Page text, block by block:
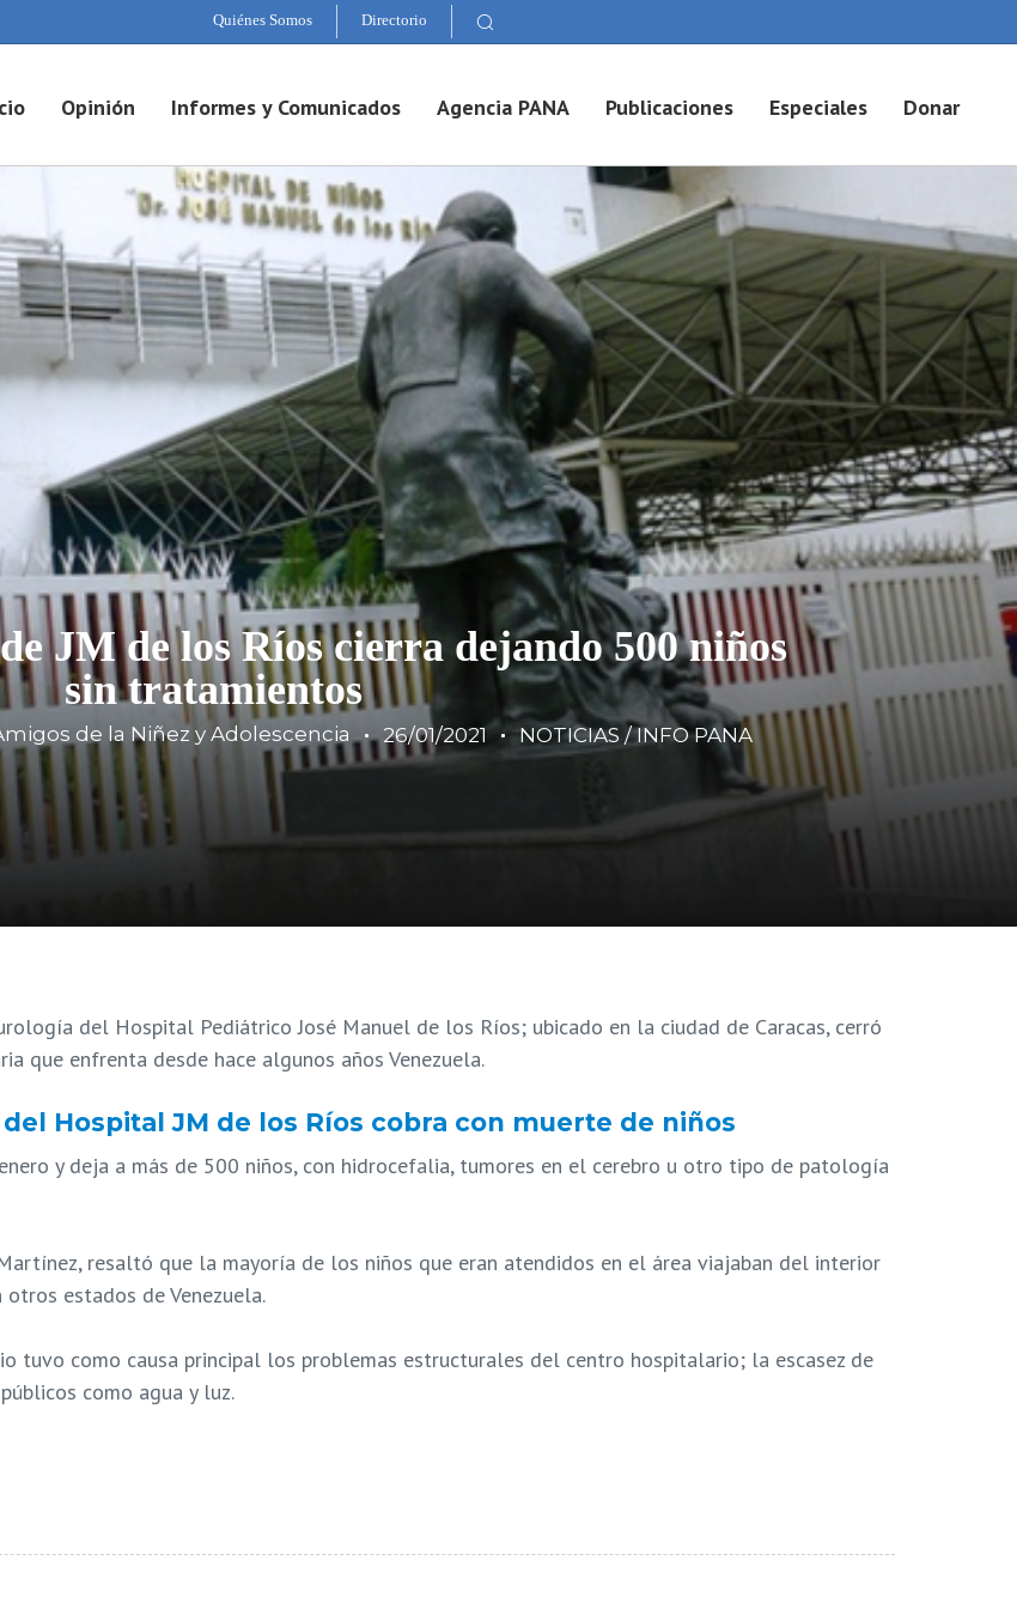
Quiénes Somos Directorio
Opinión Informes y Comunicados Agencia PANA Publicaciones Especiales Donar
JM de los Ríos cierra dejando 500 niños
sin tratamientos
de la Niñez y Adolescencia 26/01/2021 NOTICIAS / INFO PANA
del Hospital Pediátrico José Manuel de los Ríos; ubicado en la ciudad de Caracas, cerró
que enfrenta desde hace algunos años Venezuela.
Hospital JM de los Ríos cobra con muerte de niños
y deja a más de 500 niños, con hidrocefalia, tumores en el cerebro u otro tipo de patología
resaltó que la mayoría de los niños que eran atendidos en el área viajaban del interior
estados de Venezuela.
tuvo como causa principal los problemas estructurales del centro hospitalario; la escasez de
como agua y luz.